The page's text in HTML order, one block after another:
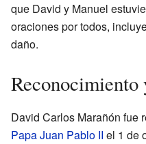
que David y Manuel
oraciones por todos,
daño.
David Carlos Marañón fue
Papa Juan Pablo II el 1 de